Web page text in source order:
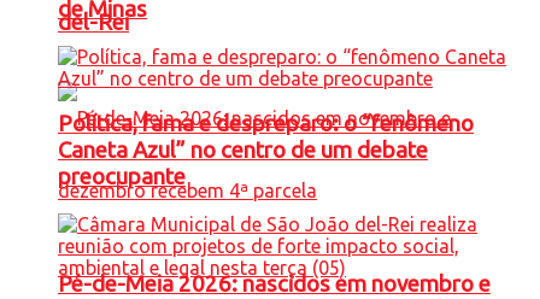
del-Rei
Pé-de-Meia 2026: nascidos em novembro e
de Minas
Política, fama e despreparo: o “fenômeno
Caneta Azul” no centro de um debate
preocupante